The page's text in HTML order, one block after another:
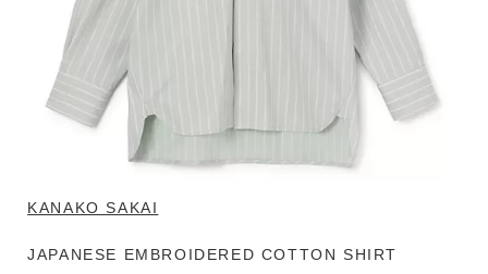
KANAKO SAKAI
JAPANESE EMBROIDERED COTTON SHIRT